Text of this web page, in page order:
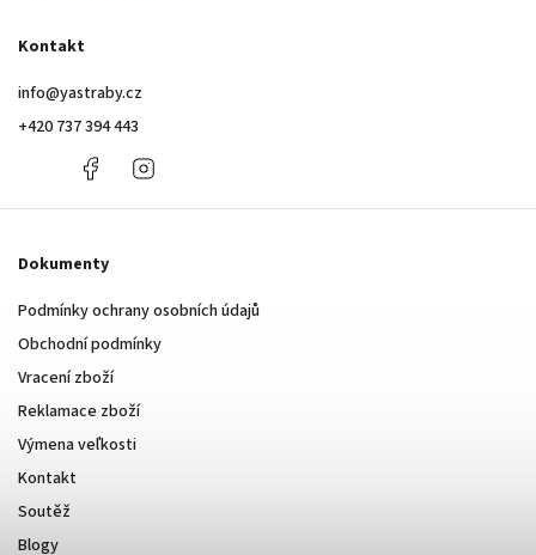
Kontakt
info@yastraby.cz
+420 737 394 443
+420
394
Facebook
Dokumenty
Podmínky ochrany osobních údajů
Obchodní podmínky
Vracení zboží
Reklamace zboží
Výmena veľkosti
Kontakt
Soutěž
Blogy